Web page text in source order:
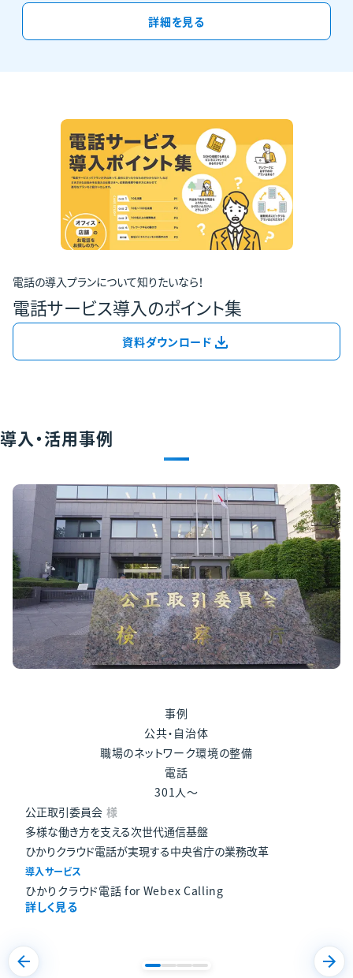
詳細を見る
電話の導入プランについて知りたいなら！
電話サービス導入のポイント集
資料ダウンロード
導入・活用事例
事例
公共・自治体
コミュニケーション活性化
電話
101人～300人
中川村役場 様
連絡体制の強化で災害時も安心！クラウド電話で業務効率化
導入サービス
ひかりクラウド電話 for Webex Calling
詳しく見る